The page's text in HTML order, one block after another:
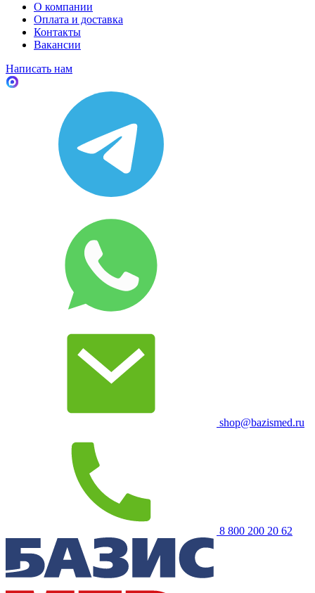
О компании
Оплата и доставка
Контакты
Вакансии
Написать нам
shop@bazismed.ru
8 800 200 20 62